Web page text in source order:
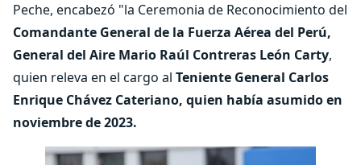
Peche, encabezó "la Ceremonia de Reconocimiento del
Comandante General de la Fuerza Aérea del Perú,
General del Aire Mario Raúl Contreras León Carty,
quien releva en el cargo al Teniente General Carlos
Enrique Chávez Cateriano, quien había asumido en
noviembre de 2023.